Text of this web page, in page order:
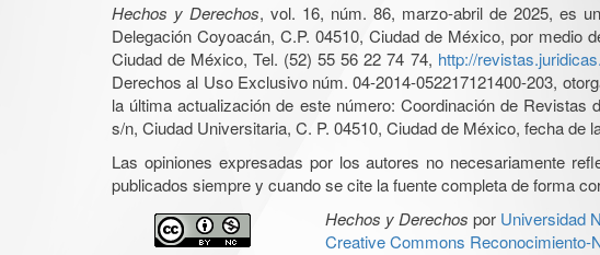
Hechos y Derechos, vol. 16, núm. 86, marzo-abril de 2025, es
Delegación Coyoacán, C.P. 04510, Ciudad de México, por medio
Ciudad de México, Tel. (52) 55 56 22 74 74, http://
Derechos al Uso Exclusivo núm. 04-2014-052217121400-203,
la última actualización de este número: Coordinación de
s/n, Ciudad Universitaria, C. P. 04510, Ciudad de México, fecha de
Las opiniones expresadas por los autores no necesariamente
publicados siempre y cuando se cite la fuente completa de forma
Hechos y Derechos por Universidad
Creative Commons Reconocimiento-